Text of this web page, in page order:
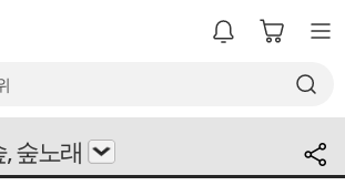
숲노래